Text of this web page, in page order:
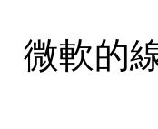
微軟的